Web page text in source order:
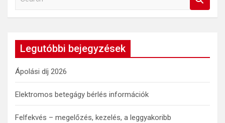
a
h
Legutóbbi bejegyzések
Ápolási díj 2026
Elektromos betegágy bérlés információk
Felfekvés – megelőzés, kezelés, a leggyakoribb